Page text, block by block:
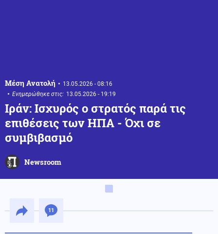
Μέση Ανατολή
13.05.2026 - 08:16
Ενημερώθηκε στις: 13.05.2026 - 19:19
Ιράν: Ισχυρός ο στρατός παρά τις
επιθέσεις των ΗΠΑ - Όχι σε
συμβιβασμό
Newsroom
11